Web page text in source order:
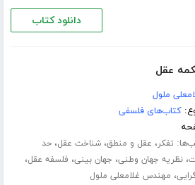
دانلود کتاب
عقل
ملول
کتاب‌های فلسفی
تفکر، عقل و منطق،شناخت عقل،حد
،نظریه جهان وطنی، جهان بینی، فلسفه عقل،
، مهندس غلامعلی ملول